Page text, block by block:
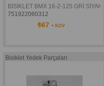
BİSİKLET BMX 16-2-125 GRİ
751922060312
₺67+ KDV
Bisiklet Yedek Parçaları